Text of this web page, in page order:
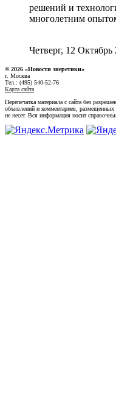
решений и
многолетним
Четверг, 12 Октябрь
© 2026 «Новости энеретики»
г. Москва
Тел.: (495) 540-52-76
Карта сайта
Перепечатка материала с сайта без
объявлений и комментариев, размещенных
не несет. Вся информация носит